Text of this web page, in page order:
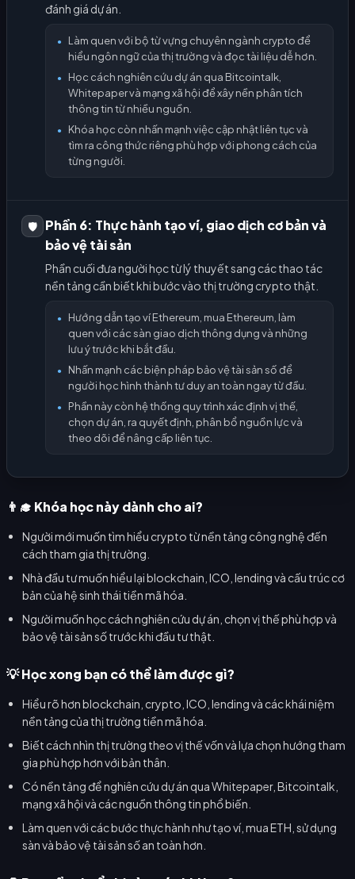
đánh giá dự án.
●
Làm quen với bộ từ vựng chuyên ngành crypto để
hiểu ngôn ngữ của thị trường và đọc tài liệu dễ hơn.
●
Học cách nghiên cứu dự án qua Bitcointalk,
Whitepaper và mạng xã hội để xây nền phân tích
thông tin từ nhiều nguồn.
●
Khóa học còn nhấn mạnh việc cập nhật liên tục và
tìm ra công thức riêng phù hợp với phong cách của
từng người.
🛡️
Phần 6: Thực hành tạo ví, giao dịch cơ bản và
bảo vệ tài sản
Phần cuối đưa người học từ lý thuyết sang các thao tác
nền tảng cần biết khi bước vào thị trường crypto thật.
●
Hướng dẫn tạo ví Ethereum, mua Ethereum, làm
quen với các sàn giao dịch thông dụng và những
lưu ý trước khi bắt đầu.
●
Nhấn mạnh các biện pháp bảo vệ tài sản số để
người học hình thành tư duy an toàn ngay từ đầu.
●
Phần này còn hệ thống quy trình xác định vị thế,
chọn dự án, ra quyết định, phân bổ nguồn lực và
theo dõi để nâng cấp liên tục.
👨‍🎓 Khóa học này dành cho ai?
Người mới muốn tìm hiểu crypto từ nền tảng công nghệ đến
cách tham gia thị trường.
Nhà đầu tư muốn hiểu lại blockchain, ICO, lending và cấu trúc cơ
bản của hệ sinh thái tiền mã hóa.
Người muốn học cách nghiên cứu dự án, chọn vị thế phù hợp và
bảo vệ tài sản số trước khi đầu tư thật.
💡 Học xong bạn có thể làm được gì?
Hiểu rõ hơn blockchain, crypto, ICO, lending và các khái niệm
nền tảng của thị trường tiền mã hóa.
Biết cách nhìn thị trường theo vị thế vốn và lựa chọn hướng tham
gia phù hợp hơn với bản thân.
Có nền tảng để nghiên cứu dự án qua Whitepaper, Bitcointalk,
mạng xã hội và các nguồn thông tin phổ biến.
Làm quen với các bước thực hành như tạo ví, mua ETH, sử dụng
sàn và bảo vệ tài sản số an toàn hơn.